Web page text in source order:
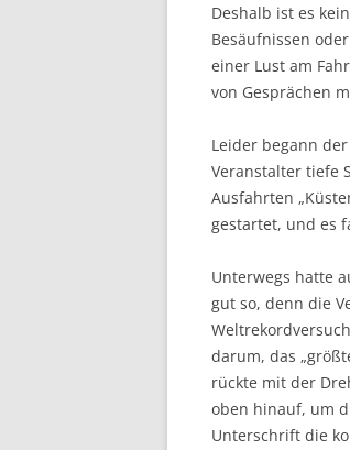
Deshalb ist es
Besäufnissen
einer Lust am
von Gesprächen
Leider begann
Veranstalter tiefe
Ausfahrten
gestartet, und es
Unterwegs hatte
gut so, denn die
darum, das
rückte mit der
oben hinauf, um
Unterschrift die